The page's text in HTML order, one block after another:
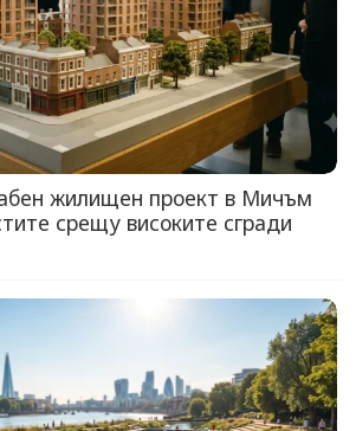
жилищен проект в Мичъм
срещу високите сгради